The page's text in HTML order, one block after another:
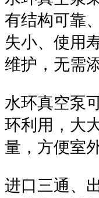
有结构可靠
失小、使用
维护，无需
水环真空泵
环利用，大
量，方便室
进口三通、